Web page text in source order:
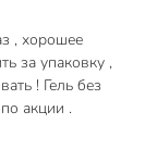
, хорошее
за упаковку ,
! Гель без
акции .